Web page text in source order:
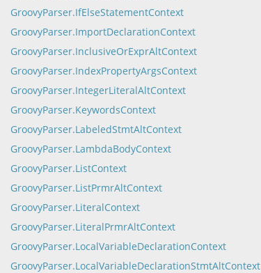
GroovyParser.IfElseStatementContext
GroovyParser.ImportDeclarationContext
GroovyParser.InclusiveOrExprAltContext
GroovyParser.IndexPropertyArgsContext
GroovyParser.IntegerLiteralAltContext
GroovyParser.KeywordsContext
GroovyParser.LabeledStmtAltContext
GroovyParser.LambdaBodyContext
GroovyParser.ListContext
GroovyParser.ListPrmrAltContext
GroovyParser.LiteralContext
GroovyParser.LiteralPrmrAltContext
GroovyParser.LocalVariableDeclarationContext
GroovyParser.LocalVariableDeclarationStmtAltContext